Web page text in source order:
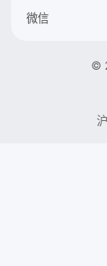
微信
©